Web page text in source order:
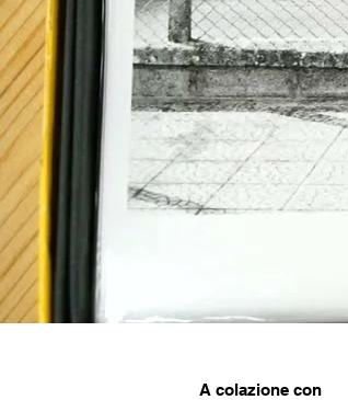
A colazione con